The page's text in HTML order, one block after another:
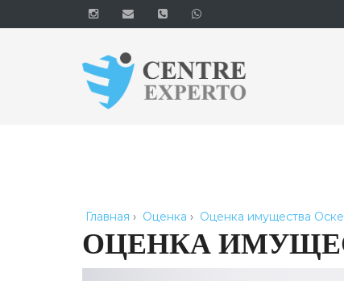
Главная › Оценка › Оценка имущества
ОЦЕНКА